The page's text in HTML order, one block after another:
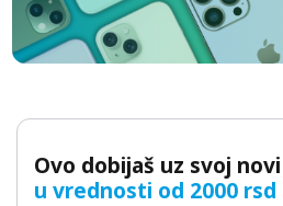
Ovo dobijaš uz svoj
u vrednosti od 2000 rsd